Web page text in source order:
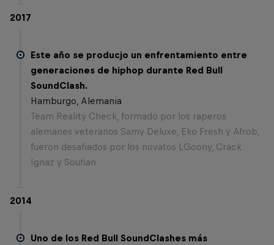
2017
Este año se producjo un enfrentamiento entre
generaciones de hiphop durante Red Bull
SoundClash.
Hamburgo, Alemania
Team Reality Check, formado por los raperos
alemanes veteranos Samy Deluxe, Eko Fresh y Afrob,
fueron desafiados por los novatos LGoony, Crack
Ignaz y Soufian
2014
Uno de los Red Bull SoundClashes más